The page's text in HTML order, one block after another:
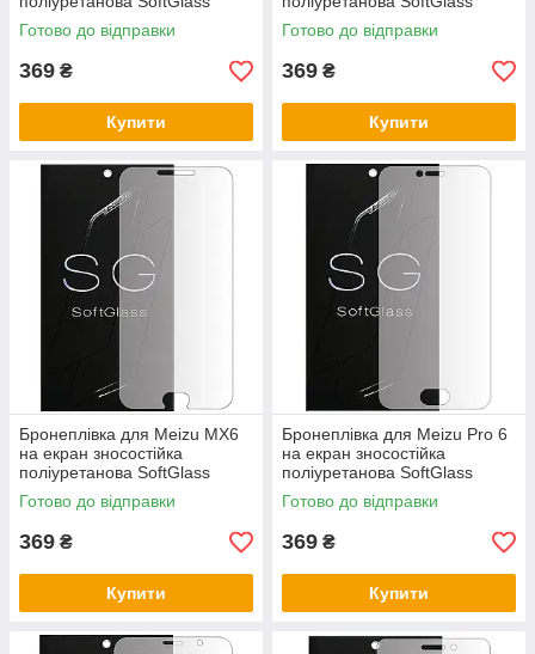
Готово до відправки
369 ₴
Купити
Готово до відправки
369 ₴
Купити
Бронеплівка для Meizu MX6
на екран зносостійка
поліуретанова SoftGlass
Готово до відправки
369 ₴
Купити
Бронеплівка для Meizu Pro 6
на екран зносостійка
поліуретанова SoftGlass
Готово до відправки
369 ₴
Купити